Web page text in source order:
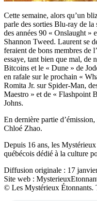
Cette semaine, alors qu’un
parle des sorties Blu-ray de
des années 90 « Onslaught »
Shannon Tweed. Laurent se
feraient de bons membres de
essaye, tant bien que mal, de
Bitcoins et le « Dune » de
en rafale sur le prochain «
Romita Jr. sur Spider-Man,
Maestro » et de « Flashpoint
Johns.
En dernière partie
Chloé Zhao.
Depuis 16 ans, les
québécois dédié à la culture
Diffusion originale : 17
Site web :
© Les Mystérieux Étonnants.